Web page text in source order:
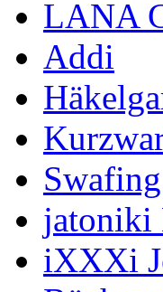
LANA
Addi
jatoniki
iXXXi